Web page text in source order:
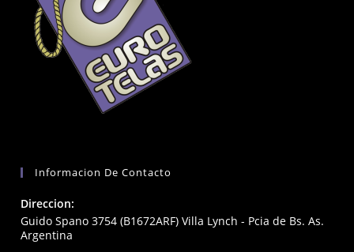
Informacion De Contacto
Direccion:
Guido Spano 3754 (B1672ARF) Villa Lynch - Pcia de Bs. As.
Argentina